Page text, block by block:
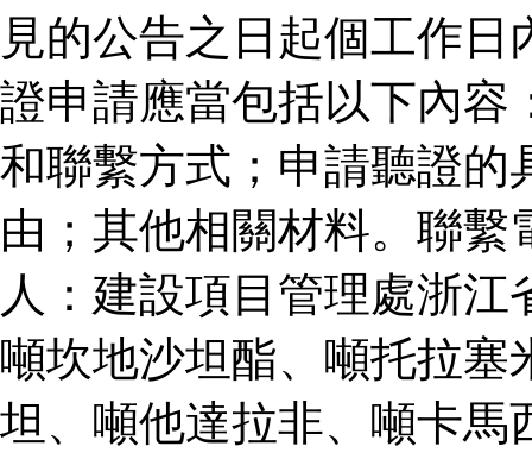
見的公告之日起個工作
證申請應當包括以下內容
和聯繫方式；申請聽證的
由；其他相關材料。聯
人：建設項目管理處浙
噸坎地沙坦酯、噸托拉塞
坦、噸他達拉非、噸卡馬